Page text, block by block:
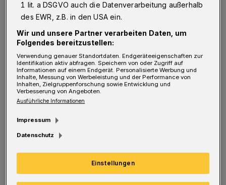
LCB (Geschwister-Scholl-Platz 4-6)
präsentieren, lösen sie die Probleme der
Menschheit – nicht mehr, nicht weniger.
Dabei tun die beiden preisgekrönten
Liedermacher genau das, wofür wir sie kennen
und lieben: Sie balancieren auf der Borderline
nachts um halb eins durch die Irrungen und
Wirrungen unserer Welt, jodeln gegen
ungezähmten Fleischkonsum und begleiten
Die 25. und vorerst letzte Ronsdorfer Comedy-
1 lit. a DSGVO auch die Datenverarbeitung außerhalb
des EWR, z.B. in den USA ein.
Wir und unsere Partner verarbeiten Daten, um
Folgendes bereitzustellen:
Verwendung genauer Standortdaten. Endgeräteeigenschaften zur
Identifikation aktiv abfragen. Speichern von oder Zugriff auf
Informationen auf einem Endgerät. Personalisierte Werbung und
Inhalte, Messung von Werbeleistung und der Performance von
Inhalten, Zielgruppenforschung sowie Entwicklung und
Verbesserung von Angeboten.
Ausführliche Informationen
Impressum
Datenschutz
Einstellungen